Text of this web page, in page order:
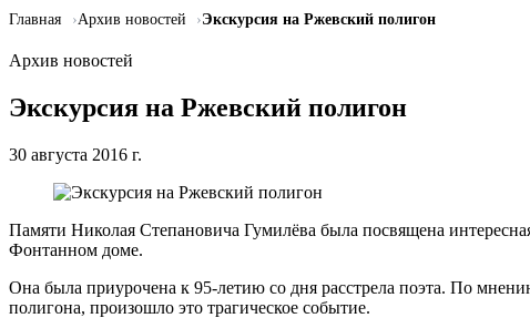
Главная Архив новостей Экскурсия на Ржевский полигон
Архив новостей
Экскурсия на Ржевский полигон
30 августа 2016 г.
Памяти Николая Степановича Гумилёва была посвящена
Фонтанном доме.
Она была приурочена к 95-летию со дня расстрела поэта. По
полигона, произошло это трагическое событие.